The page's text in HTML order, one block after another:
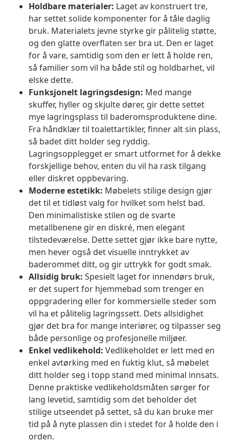
Holdbare materialer: Laget av konstruert tre,
har settet solide komponenter for å tåle daglig
bruk. Materialets jevne styrke gir pålitelig støtte,
og den glatte overflaten ser bra ut. Den er laget
for å vare, samtidig som den er lett å holde ren,
så familier som vil ha både stil og holdbarhet, vil
elske dette.
Funksjonelt lagringsdesign: Med mange
skuffer, hyller og skjulte dører, gir dette settet
mye lagringsplass til baderomsproduktene dine.
Fra håndklær til toalettartikler, finner alt sin plass,
så badet ditt holder seg ryddig.
Lagringsopplegget er smart utformet for å dekke
forskjellige behov, enten du vil ha rask tilgang
eller diskret oppbevaring.
Moderne estetikk: Møbelets stilige design gjør
det til et tidløst valg for hvilket som helst bad.
Den minimalistiske stilen og de svarte
metallbenene gir en diskré, men elegant
tilstedeværelse. Dette settet gjør ikke bare nytte,
men hever også det visuelle inntrykket av
baderommet ditt, og gir uttrykk for godt smak.
Allsidig bruk: Spesielt laget for innendørs bruk,
er det supert for hjemmebad som trenger en
oppgradering eller for kommersielle steder som
vil ha et pålitelig lagringssett. Dets allsidighet
gjør det bra for mange interiører, og tilpasser seg
både personlige og profesjonelle miljøer.
Enkel vedlikehold: Vedlikeholdet er lett med en
enkel avtørking med en fuktig klut, så møbelet
ditt holder seg i topp stand med minimal innsats.
Denne praktiske vedlikeholdsmåten sørger for
lang levetid, samtidig som det beholder det
stilige utseendet på settet, så du kan bruke mer
tid på å nyte plassen din i stedet for å holde den i
orden.